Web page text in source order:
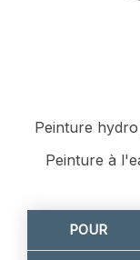
Peinture
Peinture à
POUR